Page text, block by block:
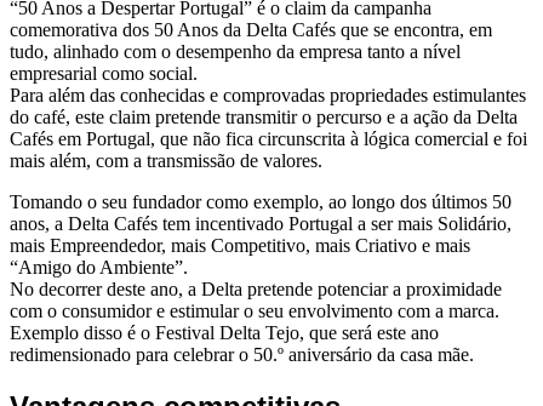
“50 Anos a Despertar Portugal” é o claim da campanha
comemorativa dos 50 Anos da Delta Cafés que se encontra, em
tudo, alinhado com o desempenho da empresa tanto a nível
empresarial como social.
Para além das conhecidas e comprovadas propriedades estimulantes
do café, este claim pretende transmitir o percurso e a ação da Delta
Cafés em Portugal, que não fica circunscrita à lógica comercial e foi
mais além, com a transmissão de valores.
Tomando o seu fundador como exemplo, ao longo dos últimos 50
anos, a Delta Cafés tem incentivado Portugal a ser mais Solidário,
mais Empreendedor, mais Competitivo, mais Criativo e mais
“Amigo do Ambiente”.
No decorrer deste ano, a Delta pretende potenciar a proximidade
com o consumidor e estimular o seu envolvimento com a marca.
Exemplo disso é o Festival Delta Tejo, que será este ano
redimensionado para celebrar o 50.º aniversário da casa mãe.